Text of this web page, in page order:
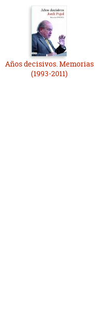
Años decisivos. Memorias
(1993-2011)